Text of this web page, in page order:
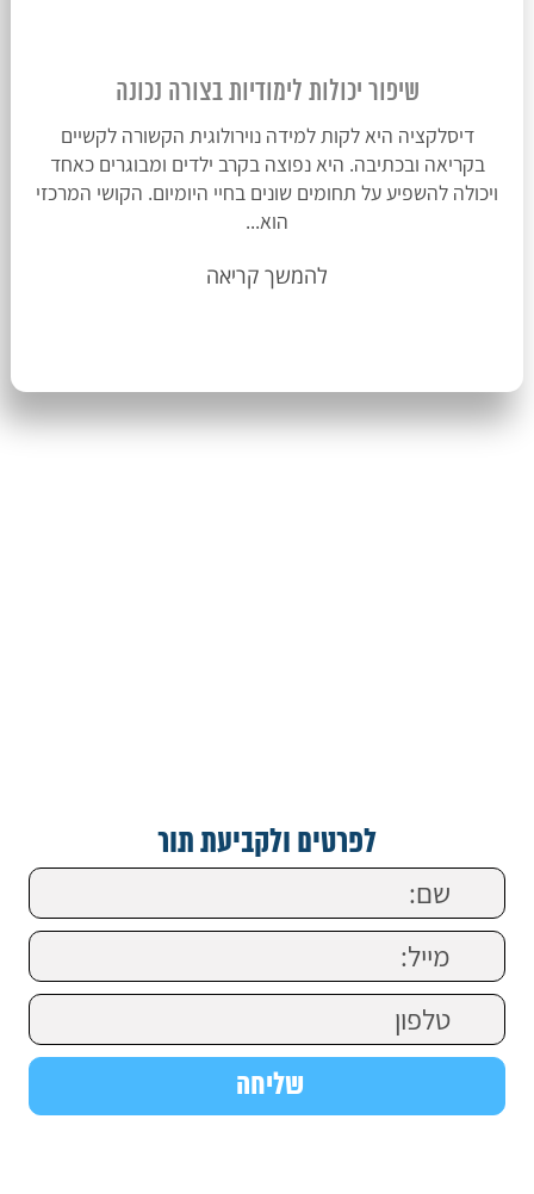
שיפור יכולות לימודיות בצורה נכונה
דיסלקציה היא לקות למידה נוירולוגית הקשורה לקשיים
בקריאה ובכתיבה. היא נפוצה בקרב ילדים ומבוגרים כאחד
ויכולה להשפיע על תחומים שונים בחיי היומיום. הקושי המרכזי
הוא...
להמשך קריאה
לפרטים ולקביעת תור